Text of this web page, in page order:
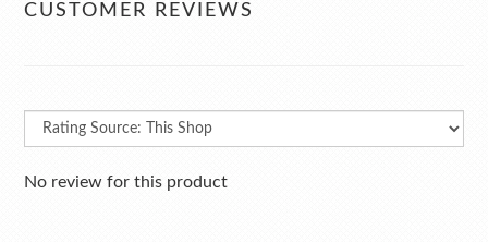
CUSTOMER REVIEWS
No review for this product